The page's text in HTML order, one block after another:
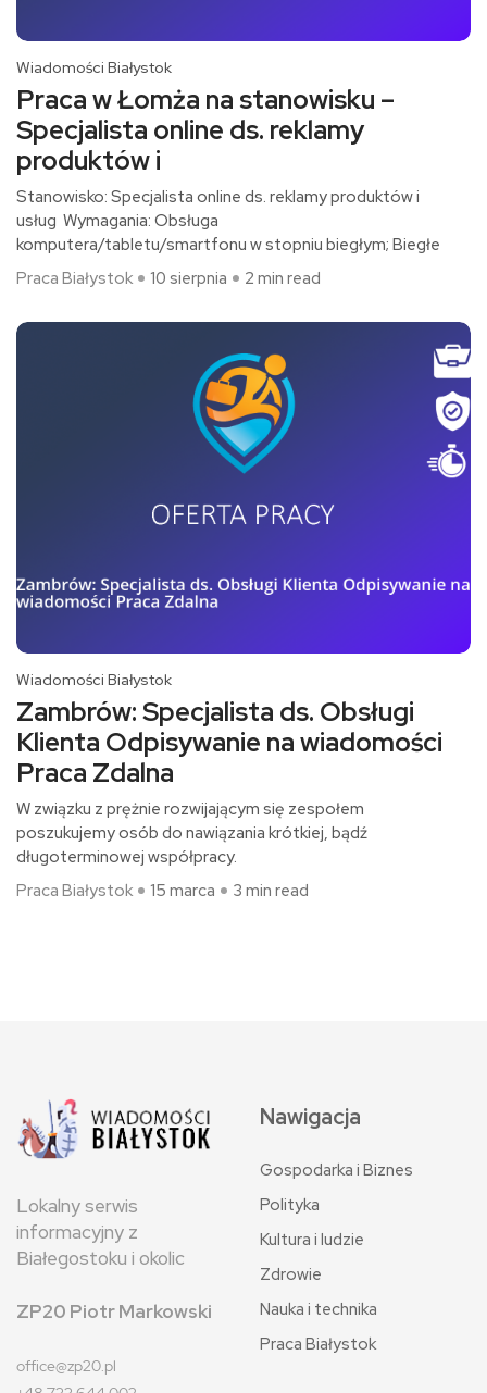
Wiadomości Białystok
Praca w Łomża na stanowisku –
Specjalista online ds. reklamy
produktów i
Stanowisko: Specjalista online ds. reklamy produktów i
usług Wymagania: Obsługa
komputera/tabletu/smartfonu w stopniu biegłym; Biegłe
Praca Białystok
10 sierpnia 2 min read
Wiadomości Białystok
Zambrów: Specjalista ds. Obsługi
Klienta Odpisywanie na wiadomości
Praca Zdalna
W związku z prężnie rozwijającym się zespołem
poszukujemy osób do nawiązania krótkiej, bądź
długoterminowej współpracy.
Praca Białystok
15 marca 3 min read
Lokalny serwis
informacyjny z
Białegostoku i okolic
ZP20 Piotr Markowski
office@zp20.pl
Nawigacja
Gospodarka i Biznes
Polityka
Kultura i ludzie
Zdrowie
Nauka i technika
Praca Białystok